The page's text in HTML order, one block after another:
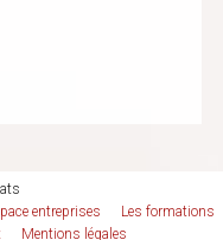
entreprises
Les formations
Mentions légales